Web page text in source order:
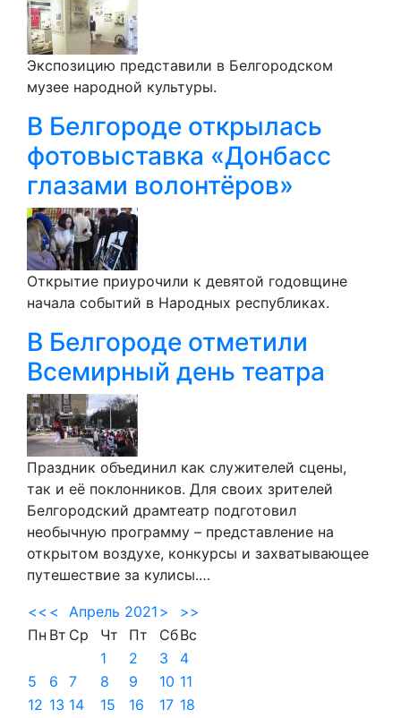
Экспозицию представили в Белгородском
музее народной культуры.
В Белгороде открылась
фотовыставка «Донбасс
глазами волонтёров»
Открытие приурочили к девятой годовщине
начала событий в Народных республиках.
В Белгороде отметили
Всемирный день театра
Праздник объединил как служителей сцены,
так и её поклонников. Для своих зрителей
Белгородский драмтеатр подготовил
необычную программу – представление на
открытом воздухе, конкурсы и захватывающее
путешествие за кулисы.…
<< < Апрель 2021 >
>>
Пн Вт Ср Чт Пт СбВс
1
2 3
4
5
6 7 8 9 10 11
12 13 14 15 16 17 18